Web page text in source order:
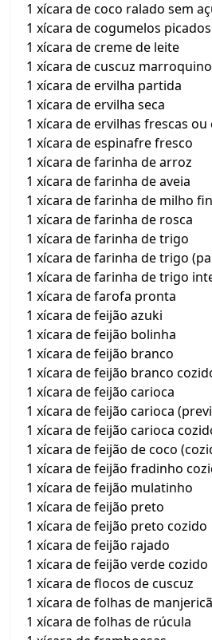
1 xícara de coco ralado sem
1 xícara de cogumelos picados
1 xícara de creme de leite
1 xícara de cuscuz marroquino
1 xícara de ervilha partida
1 xícara de ervilha seca
1 xícara de ervilhas frescas ou
1 xícara de espinafre fresco
1 xícara de farinha de arroz
1 xícara de farinha de aveia
1 xícara de farinha de milho
1 xícara de farinha de rosca
1 xícara de farinha de trigo
1 xícara de farinha de trigo
1 xícara de farinha de trigo
1 xícara de farofa pronta
1 xícara de feijão azuki
1 xícara de feijão bolinha
1 xícara de feijão branco
1 xícara de feijão branco
1 xícara de feijão carioca
1 xícara de feijão carioca
1 xícara de feijão carioca
1 xícara de feijão de coco
1 xícara de feijão fradinho
1 xícara de feijão mulatinho
1 xícara de feijão preto
1 xícara de feijão preto cozido
1 xícara de feijão rajado
1 xícara de feijão verde cozido
1 xícara de flocos de cuscuz
1 xícara de folhas de
1 xícara de folhas de rúcula